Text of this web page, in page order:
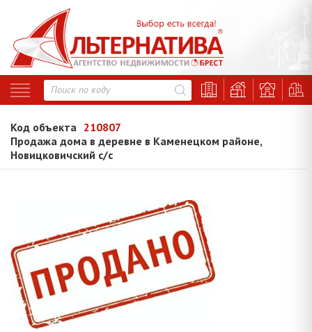
Код объекта 210807
Продажа дома в деревне в Каменецком районе,
Новицковичский с/с